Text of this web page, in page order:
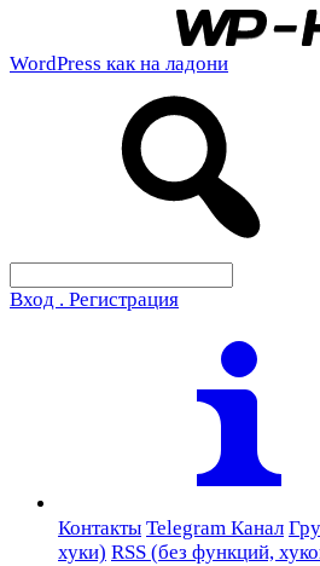
WordPress как на ладони
Вход . Регистрация
Контакты Telegram Канал
хуки) RSS (без функций,